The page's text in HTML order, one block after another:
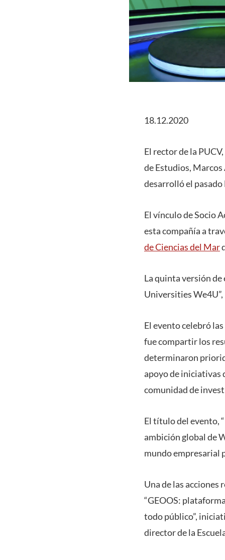
18.12.2020
El rector de la
de Estudios,
desarrolló el
El vínculo de Socio
esta compañía a
de Ciencias del Mar
La quinta versión
Universities
El evento celebró
fue compartir los
determinaron
apoyo de iniciativas
comunidad de
El título del evento,
ambición global de
mundo empresarial
Una de las acciones
“GEOOS:
todo público”,
director de la